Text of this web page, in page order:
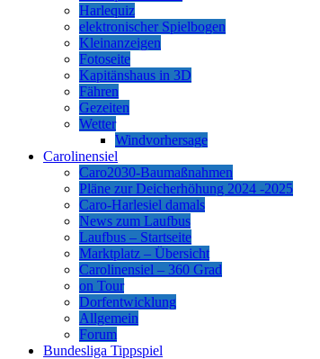
Harlequiz
elektronischer Spielbogen
Kleinanzeigen
Fotoseite
Kapitänshaus in 3D
Fähren
Gezeiten
Wetter
Windvorhersage
Carolinensiel
Caro2030-Baumaßnahmen
Pläne zur Deicherhöhung 2024 -2025
Caro-Harlesiel damals
News zum Laufbus
Laufbus – Startseite
Marktplatz – Übersicht
Carolinensiel – 360 Grad
on Tour
Dorfentwicklung
Allgemein
Forum
Bundesliga Tippspiel